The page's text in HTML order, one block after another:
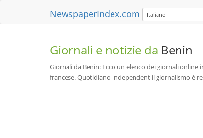
NewspaperIndex.com Italiano
Giornali e notizie da Benin
Giornali da Benin: Ecco un elenco dei giornali
francese. Quotidiano Independent il giornalismo è